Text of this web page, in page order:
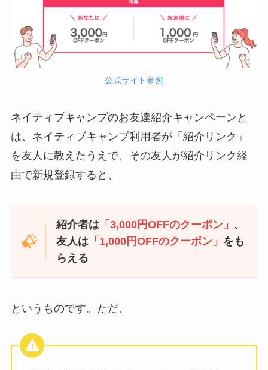
公式サイト参照
ネイティブキャンプのお友達紹介キャンペーンと
は、ネイティブキャンプ利用者が「紹介リンク」
を友人に教えたうえで、その友人が紹介リンク経
由で新規登録すると、
紹介者は 「3,000円OFFのクーポン」 、
友人は 「1,000円OFFのクーポン」 をも
らえる
というものです。ただ、